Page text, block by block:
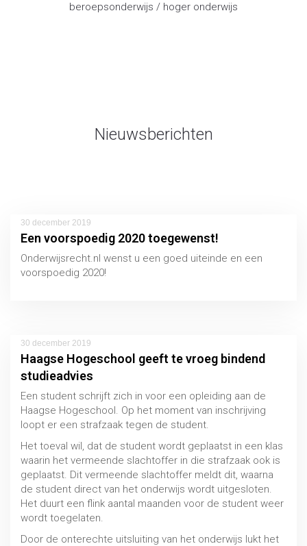
beroepsonderwijs / hoger onderwijs
Nieuwsberichten
30 december 2019
Een voorspoedig 2020 toegewenst!
Onderwijsrecht.nl wenst u een goed uiteinde en een
voorspoedig 2020!
30 december 2019
Haagse Hogeschool geeft te vroeg bindend
studieadvies
Een student schrijft zich in voor een opleiding aan de
Haagse Hogeschool. Op het moment van inschrijving
loopt er een strafzaak tegen de student.
Het toeval wil, dat de student wordt geplaatst in een klas
waarin het vermeende slachtoffer in die strafzaak ook is
geplaatst. Dit vermeende slachtoffer meldt dit, waarna
de student direct van het onderwijs wordt uitgesloten.
Het duurt een flink aantal maanden voor de student weer
wordt toegelaten.
Door de onterechte uitsluiting van het onderwijs lukt het